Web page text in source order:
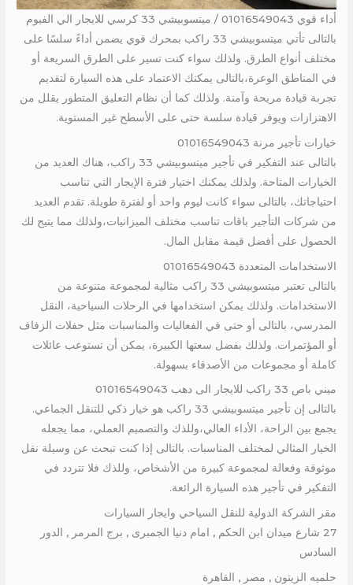
أداء قوي 01016549043 / ميتسوبيشي 33 كرسي للايجار الي الفيوم
بالتالى تأتي ميتسوبيشي 33 راكب بمحرك قوي يضمن أداءً سلسًا على
مختلف أنواع الطرق. ولذلك سواء كنت تسير على الطرق السريعة أو
في المناطق الوعرة،بالتالى يمكنك الاعتماد على هذه السيارة لتقديم
تجربة قيادة مريحة وآمنة. ولذلك كما أن نظام التعليق المتطور يقلل من
الاهتزازات ويوفر قيادة سلسة حتى على الأسطح غير المستوية.
خيارات تأجير مرنة 01016549043
بالتالى عند التفكير في تأجير ميتسوبيشي 33 راكب، هناك العديد من
الخيارات المتاحة. ولذلك يمكنك اختيار فترة الإيجار التي تناسب
احتياجاتك، بالتالى سواء كانت ليوم واحد أو لفترة طويلة. تقدم العديد
من شركات التأجير باقات تناسب مختلف الميزانيات،ولذلك مما يتيح لك
الحصول على أفضل قيمة مقابل المال.
الاستخدامات المتعددة 01016549043
بالتالى تعتبر ميتسوبيشي 33 راكب مثالية لمجموعة متنوعة من
الاستخدامات. ولذلك يمكن استخدامها في الرحلات السياحية، النقل
المدرسي، بالتالى أو حتى في الفعاليات والمناسبات مثل حفلات الزفاف
أو المؤتمرات. ولذلك بفضل سعتها الكبيرة، يمكن أن تستوعب عائلات
كاملة أو مجموعات من الأصدقاء بسهولة.
ميني باص 33 راكب للايجار الى دهب 01016549043
بالتالى إن تأجير ميتسوبيشي 33 راكب هو خيار ذكي للتنقل الجماعي.
يجمع بين الراحة، الأداء العالي،وللذك والتصميم العملي، مما يجعله
الخيار المثالي لمختلف المناسبات. بالتالى إذا كنت تبحث عن وسيلة نقل
موثوقة وفعالة لمجموعة كبيرة من الأشخاص، وللذك فلا تتردد في
التفكير في تأجير هذه السيارة الرائعة.
مقر الشركة الدولية للنقل السياحي وايجار السيارات
27 شارع ميدان ابن الحكم , امام دنيا الجمبرى , برج المرمر , الدور
السادس
حلميه الزيتون , مصر , القاهرة